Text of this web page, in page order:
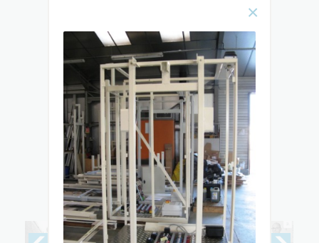
Rencontrez
notre équipe
& DÉCOUVREZ TOUTES LES ÉTAPES
DE L’ÉLABORATION ET DE
L’INSTALLATION DE VOTRE MONTE-
ESCALIER OU ÉLÉVATEUR PMR